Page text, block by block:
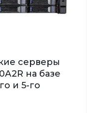
серверы
на базе
и 5-го